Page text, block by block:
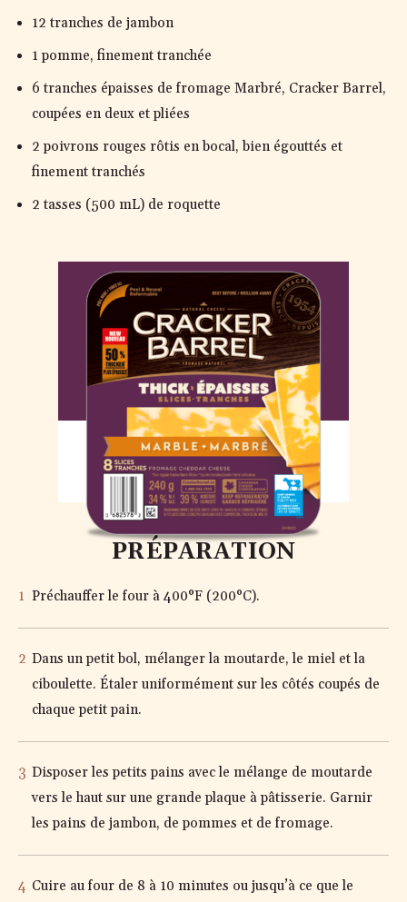
12 tranches de jambon
1 pomme, finement tranchée
6 tranches épaisses de fromage Marbré, Cracker Barrel,
coupées en deux et pliées
2 poivrons rouges rôtis en bocal, bien égouttés et
finement tranchés
2 tasses (500 mL) de roquette
MARBRÉ TRANCHES
ÉPAISSES
PRÉPARATION
Préchauffer le four à 400°F (200°C).
Dans un petit bol, mélanger la moutarde, le miel et la
ciboulette. Étaler uniformément sur les côtés coupés de
chaque petit pain.
Disposer les petits pains avec le mélange de moutarde
vers le haut sur une grande plaque à pâtisserie. Garnir
les pains de jambon, de pommes et de fromage.
Cuire au four de 8 à 10 minutes ou jusqu’à ce que le